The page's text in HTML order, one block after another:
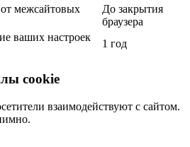
межсайтовых
До закрытия
браузера
ваших настроек
1 год
cookie
взаимодействуют с сайтом.